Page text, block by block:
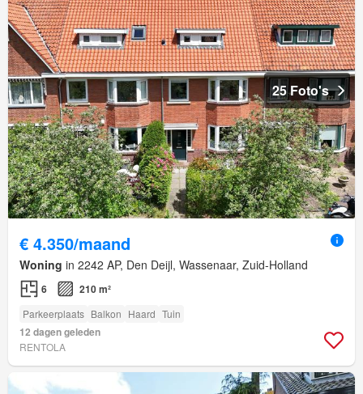
25 Foto's
€ 4.350/maand
Woning in 2242 AP, Den Deijl, Wassenaar, Zuid-Holland
6 210 m²
Parkeerplaats Balkon Haard Tuin
12 dagen geleden
RENTOLA